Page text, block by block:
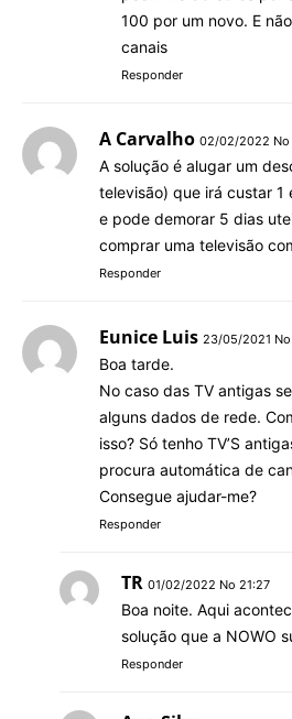
100 por um novo. E
canais
Responder
A Carvalho 02/02/2022 No
A solução é alugar um
televisão) que irá custar 1
e pode demorar 5 dias
comprar uma televisão
Responder
Eunice Luis 23/05/2021 No
Boa tarde.
No caso das TV antigas
alguns dados de rede.
isso? Só tenho TV’S
procura automática de
Consegue ajudar-me?
Responder
TR 01/02/2022 No 21:27
Boa noite. Aqui
solução que a NOWO
Responder